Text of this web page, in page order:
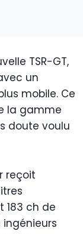
TSR-GT,
un
mobile. Ce
la gamme
doute voulu
reçoit
183 ch de
ingénieurs